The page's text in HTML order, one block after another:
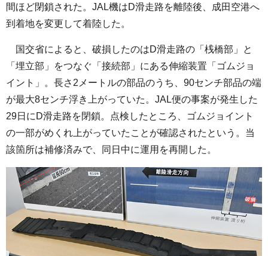
間ほど閉鎖された。JAL機はD滑走路を離陸後、成田空港へ
到着地を変更して着陸した。
国交省によると、破損したのはD滑走路の「桟橋部」と
「埋立部」をつなぐ「接続部」にある伸縮装置「ゴムジョ
イント」。長さ2メートルの部品のうち、90センチ部品の端
が最大8センチ浮き上がっていた。JAL便の事案が発生した
29日にD滑走路を閉鎖。点検したところ、ゴムジョイント
の一部がめくれ上がっていたことが確認されたという。当
該箇所は補修済みで、同日中に運用を再開した。